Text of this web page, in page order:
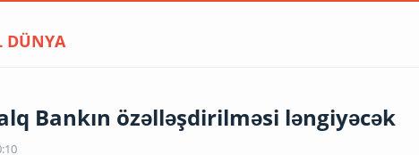
DÜNYA
Bankın özəlləşdirilməsi ləngiyəcək